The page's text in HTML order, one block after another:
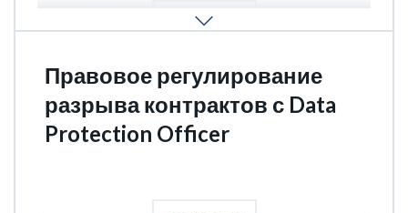
ПОДРОБНЕЕ
Правовое регулирование
разрыва контрактов с Data
Protection Officer